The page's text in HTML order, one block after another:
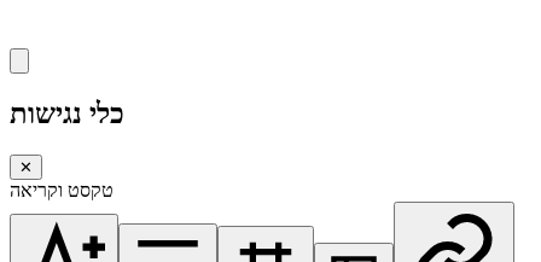
כלי נגישות
✕
טקסט וקריאה